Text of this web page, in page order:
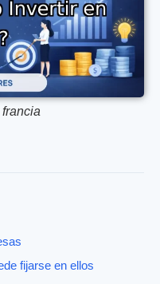
fijarse en ellos